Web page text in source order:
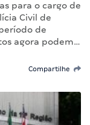
para o cargo de
Civil de
de
agora podem…
Compartilhe